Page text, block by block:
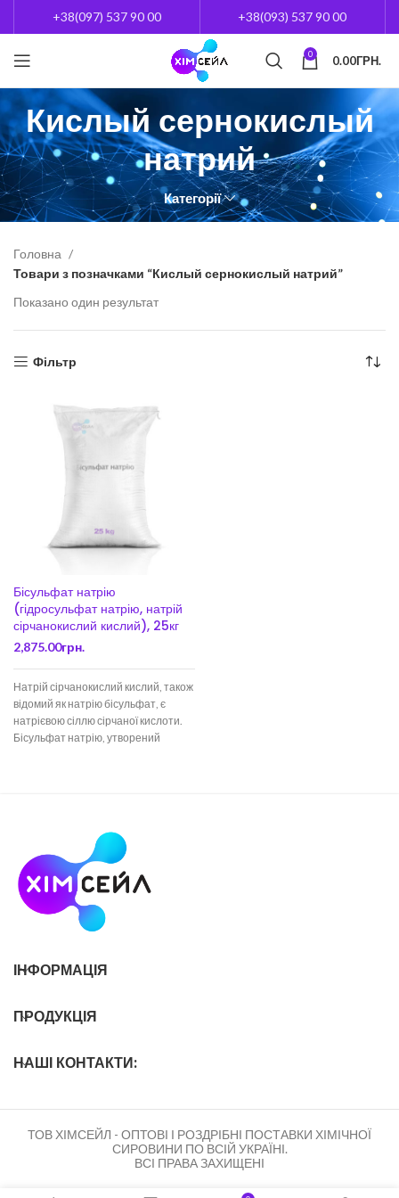
+38(097) 537 90 00 +38(093) 537 90 00
0 0.00ГРН.
Кислый сернокислый
натрий
Категорії
Головна
Товари з позначками “Кислый сернокислый натрий”
Показано один результат
Фільтр
Бісульфат натрію
(гідросульфат натрію, натрій
сірчанокислий кислий), 25кг
2,875.00грн.
Натрій сірчанокислий кислий, також
відомий як натрію бісульфат, є
натрієвою сіллю сірчаної кислоти.
Бісульфат натрію, утворений
ІНФОРМАЦІЯ
ПРОДУКЦІЯ
НАШІ КОНТАКТИ:
ТОВ ХІМСЕЙЛ - ОПТОВІ І РОЗДРІБНІ ПОСТАВКИ ХІМІЧНОЇ
СИРОВИНИ ПО ВСІЙ УКРАЇНІ.
ВСІ ПРАВА ЗАХИЩЕНІ